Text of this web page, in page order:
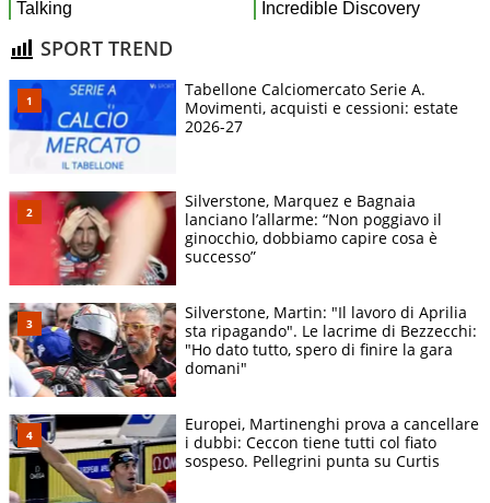
SPORT TREND
Tabellone Calciomercato Serie A.
Movimenti, acquisti e cessioni: estate
2026-27
Silverstone, Marquez e Bagnaia
lanciano l’allarme: “Non poggiavo il
ginocchio, dobbiamo capire cosa è
successo”
Silverstone, Martin: "Il lavoro di Aprilia
sta ripagando". Le lacrime di Bezzecchi:
"Ho dato tutto, spero di finire la gara
domani"
Europei, Martinenghi prova a cancellare
i dubbi: Ceccon tiene tutti col fiato
sospeso. Pellegrini punta su Curtis